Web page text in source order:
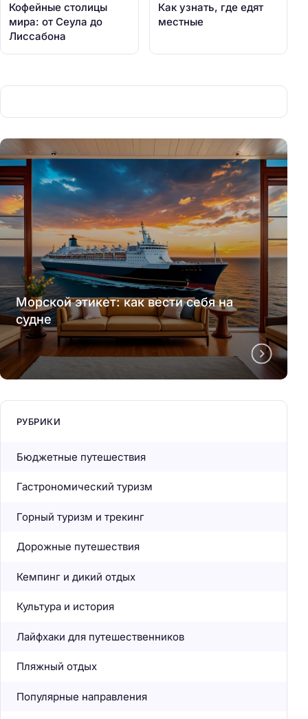
Кофейные столицы
мира: от Сеула до
Лиссабона
Как узнать, где едят
местные
Морской этикет: как вести себя на
судне
РУБРИКИ
Бюджетные путешествия
Гастрономический туризм
Горный туризм и трекинг
Дорожные путешествия
Кемпинг и дикий отдых
Культура и история
Лайфхаки для путешественников
Пляжный отдых
Популярные направления